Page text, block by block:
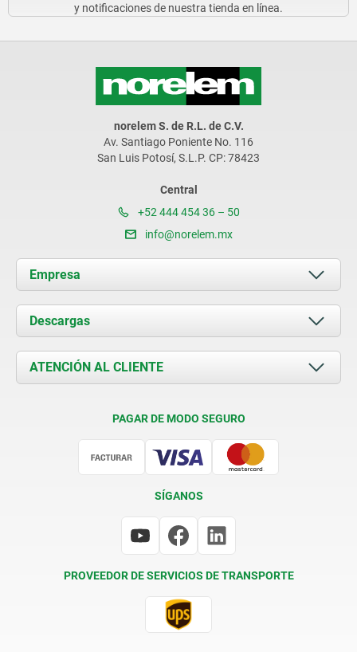
y notificaciones de nuestra tienda en línea.
norelem S. de R.L. de C.V.
Av. Santiago Poniente No. 116
San Luis Potosí, S.L.P. CP: 78423
Central
+52 444 454 36 – 50
info@norelem.mx
Empresa
Acerca de nosotros
Novedades
Contacto
Descargas
Documents
ATENCIÓN AL CLIENTE
PAGAR DE MODO SEGURO
SÍGANOS
PROVEEDOR DE SERVICIOS DE TRANSPORTE